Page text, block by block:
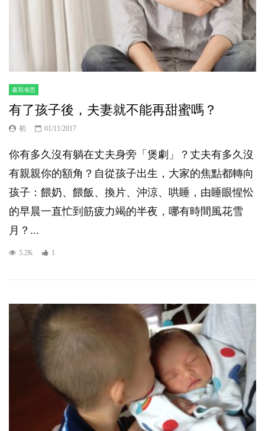
書寫省思
有了孩子後，夫妻就不能再甜蜜嗎？
初 01/11/2017
你有多久沒有躺在丈夫身旁「煲劇」？丈夫有多久沒
有親親你的額角？自從孩子出生，大家的焦點都轉向
孩子：餵奶、餵飯、換片、沖涼、哄睡，由睡眼惺忪
的早晨一直忙到筋疲力竭的半夜，哪有時間風花雪
月？...
5.2K 1